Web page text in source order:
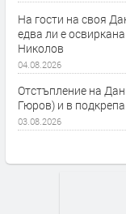
На гости на своя
едва ли е
Николов
04.08.2026
Отстъпление на
Гюров) и в
03.08.2026